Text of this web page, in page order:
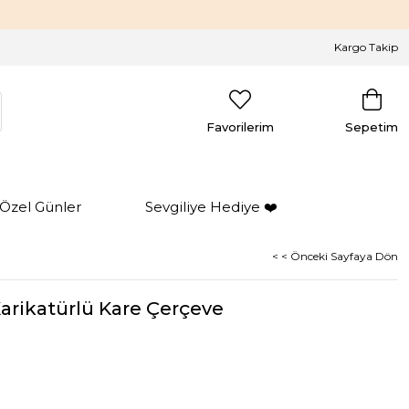
Kargo Takip
Sepetim
Favorilerim
Özel Günler Sevgiliye Hediye ❤️
< < Önceki Sayfaya Dön
Kare Çerçeve